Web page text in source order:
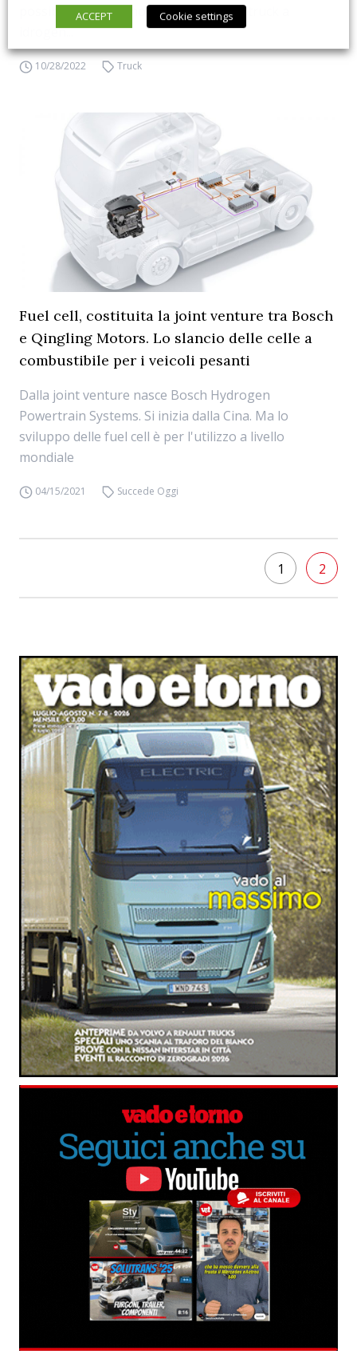
possibile disimpegno dal progetto dei truck a
idrogen...
10/28/2022 Truck
Fuel cell, costituita la joint venture tra Bosch
e Qingling Motors. Lo slancio delle celle a
combustibile per i veicoli pesanti
Dalla joint venture nasce Bosch Hydrogen
Powertrain Systems. Si inizia dalla Cina. Ma lo
sviluppo delle fuel cell è per l'utilizzo a livello
mondiale
04/15/2021 Succede Oggi
1 2
ACCEPT
Cookie settings